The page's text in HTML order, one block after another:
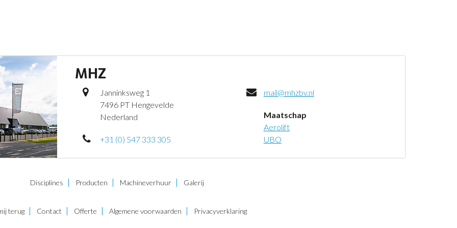
MHZ
Janninksweg 1
7496 PT Hengevelde
Nederland
+31 (0) 547 333 305
mail@mhzbv.nl
Maatschap
Aerolift
UBO
Disciplines Producten Machineverhuur Galerij
terug Contact Offerte Algemene voorwaarden Privacyverklaring